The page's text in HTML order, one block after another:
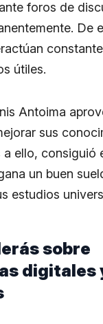
foros de
De
útiles.
Antoima
sus
a ello, consiguió
un buen
estudios
sobre
digitales